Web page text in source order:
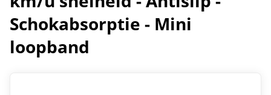
Schokabsorptie - Mini
loopband